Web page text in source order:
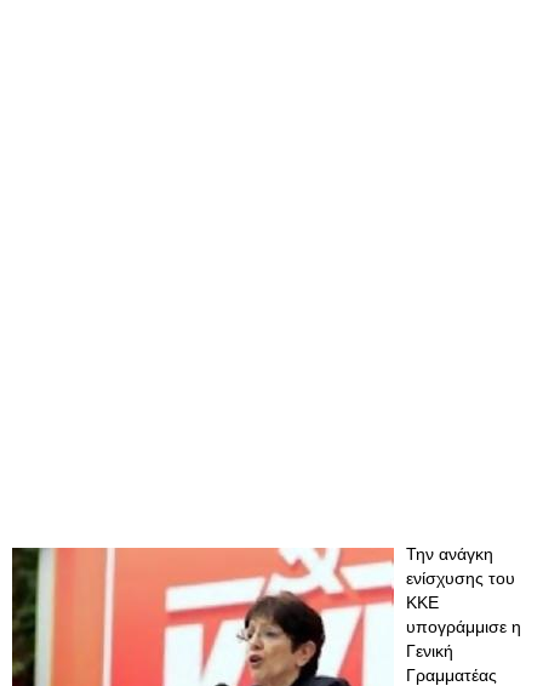
Την ανάγκη
ενίσχυσης του
ΚΚΕ
υπογράμμισε η
Γενική
Γραμματέας